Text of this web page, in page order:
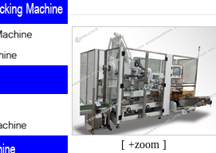
[ +zoom ]